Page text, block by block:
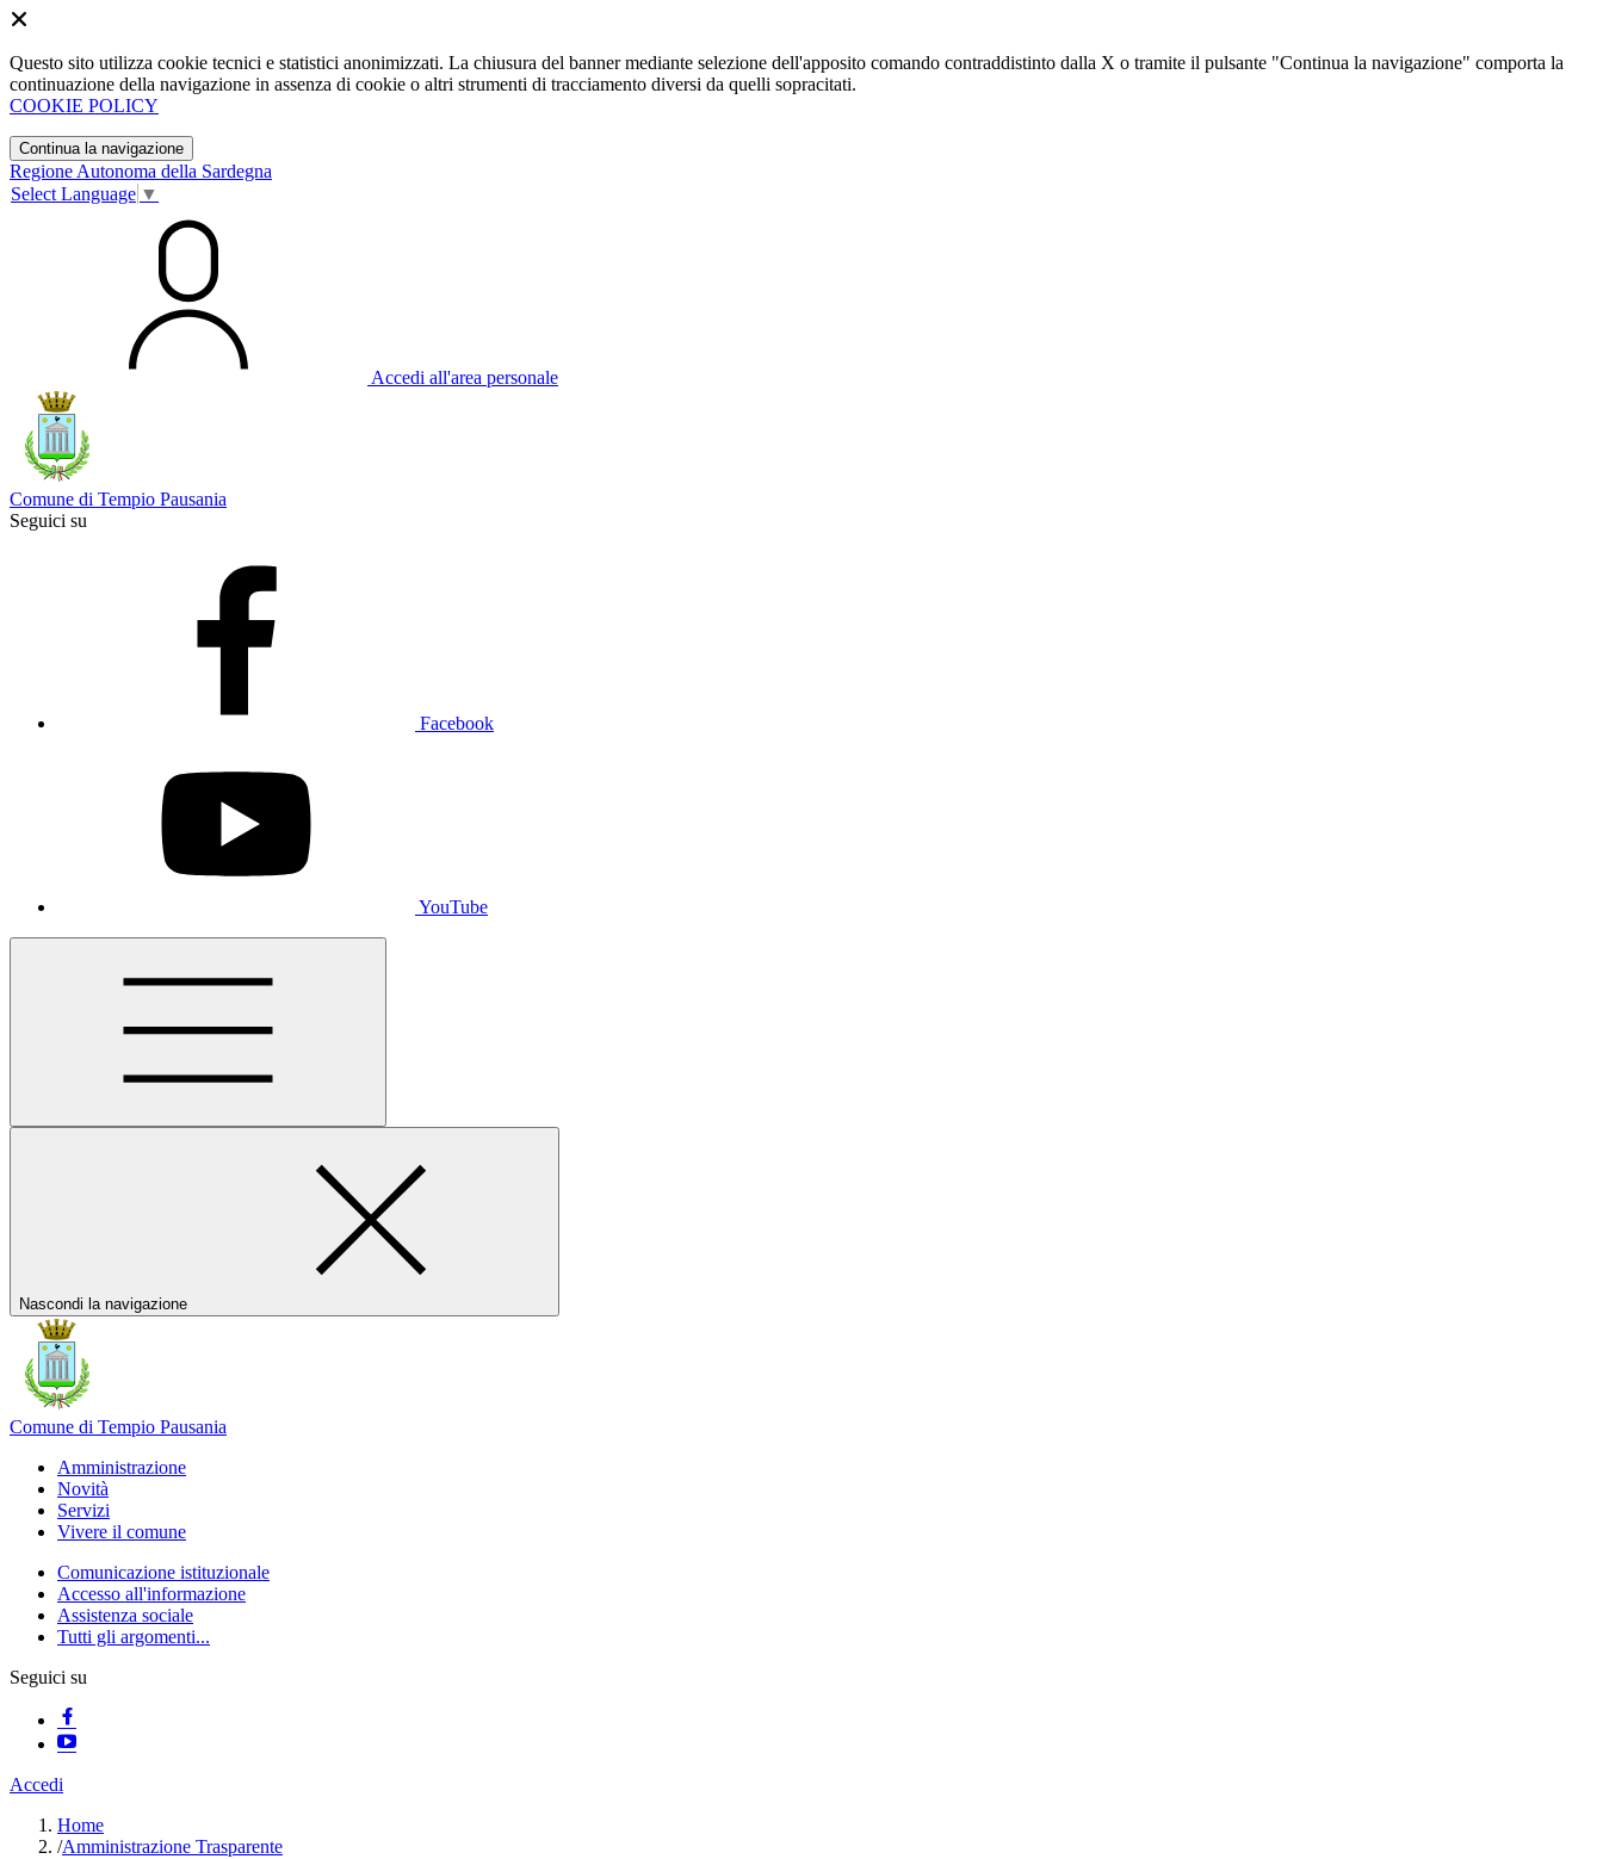
Questo sito utilizza cookie tecnici e statistici anonimizzati. La chiusura del banner mediante selezione dell'apposito comando contraddistinto dalla X o tramite il pulsante "Continua la navigazione" comporta la
continuazione della navigazione in assenza di cookie o altri strumenti di tracciamento diversi da quelli sopracitati.
COOKIE POLICY
Continua la navigazione
Regione Autonoma della Sardegna
Select Language ▼
Accedi all'area personale
Comune di Tempio Pausania
Seguici su
Facebook
YouTube
Nascondi la navigazione
Comune di Tempio Pausania
Amministrazione
Novità
Servizi
Vivere il comune
Comunicazione istituzionale
Accesso all'informazione
Assistenza sociale
Tutti gli argomenti...
Seguici su
Accedi
Home
/Amministrazione Trasparente